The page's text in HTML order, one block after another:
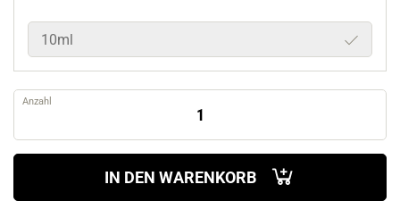
10ml
Anzahl
IN DEN WARENKORB